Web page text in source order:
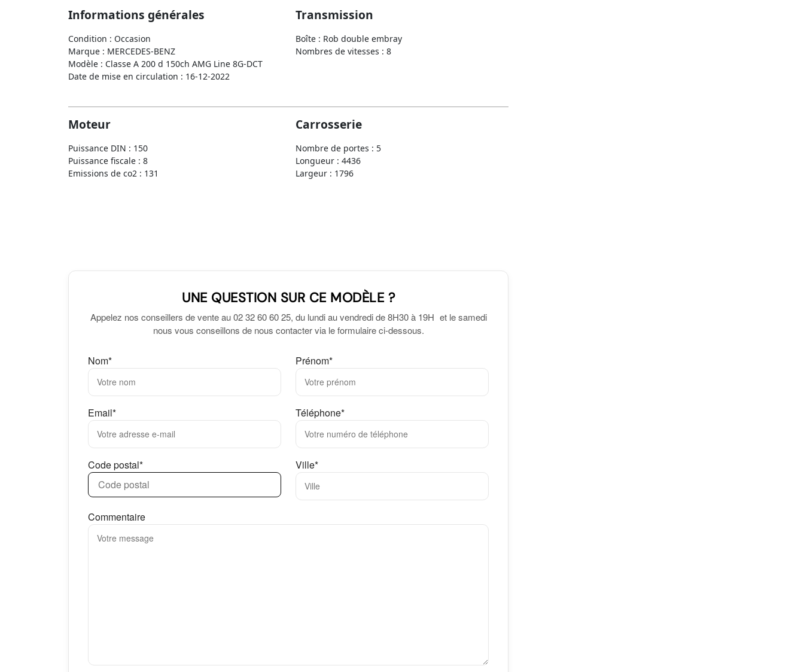
Informations générales
Condition : Occasion
Marque : MERCEDES-BENZ
Modèle : Classe A 200 d 150ch AMG Line 8G-DCT
Date de mise en circulation : 16-12-2022
Transmission
Boîte : Rob double embray
Nombres de vitesses : 8
Moteur
Puissance DIN : 150
Puissance fiscale : 8
Emissions de co2 : 131
Carrosserie
Nombre de portes : 5
Longueur : 4436
Largeur : 1796
UNE QUESTION SUR CE MODÈLE ?
Appelez nos conseillers de vente au 02 32 60 60 25, du lundi au vendredi de 8H30 à 19H et le samedi
nous vous conseillons de nous contacter via le formulaire ci-dessous.
Nom* Prénom*
Email* Téléphone*
Code postal* Ville*
Commentaire